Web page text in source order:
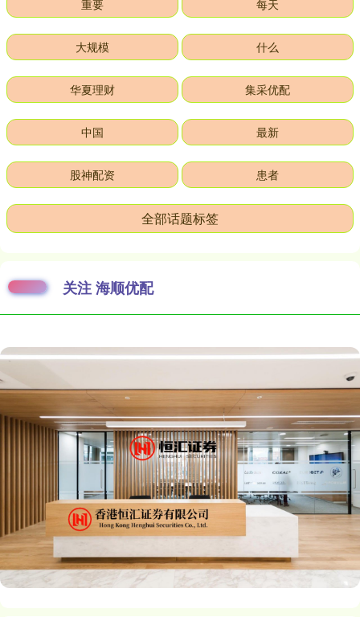
重要 每天
大规模 什么
华夏理财 集采优配
中国 最新
股神配资 患者
全部话题标签
关注 海顺优配